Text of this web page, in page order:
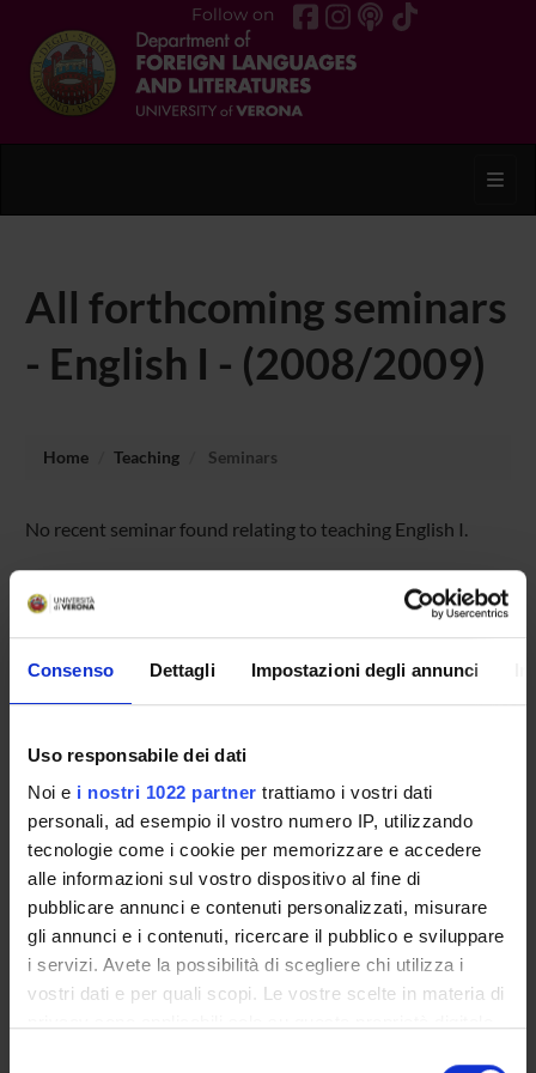
Consenso Dettagli Impostazioni degli annunci
Uso responsabile dei dati
Noi e i nostri 1022 partner trattiamo i vostri dati
personali, ad esempio il vostro numero IP, utilizzando
tecnologie come i cookie per memorizzare e accedere
alle informazioni sul vostro dispositivo al fine di
pubblicare annunci e contenuti personalizzati, misurare
gli annunci e i contenuti, ricercare il pubblico e sviluppare
i servizi. Avete la possibilità di scegliere chi utilizza i
vostri dati e per quali scopi. Le vostre scelte in materia di
Follow on
All forthcoming seminars
- English I - (2008/2009)
Home Teaching Seminars
No recent seminar found relating to teaching English I.
STUDYING
COURSES
Contacts
People
Places
Calendar